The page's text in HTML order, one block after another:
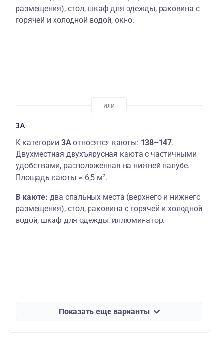
размещения), стол, шкаф для одежды, раковина с
горячей и холодной водой, окно.
3А
К категории 3А относятся каюты: 138–147.
Двухместная двухъярусная каюта с частичными
удобствами, расположенная на нижней палубе.
Площадь каюты ≈ 6,5 м².
В каюте: два спальных места (верхнего и нижнего
размещения), стол, раковина с горячей и холодной
водой, шкаф для одежды, иллюминатор.
Показать еще варианты